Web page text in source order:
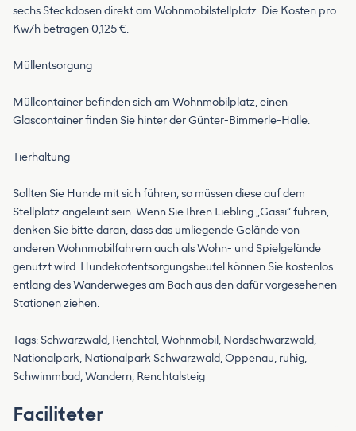
sechs Steckdosen direkt am Wohnmobilstellplatz. Die Kosten pro
Kw/h betragen 0,125 €.
Müllentsorgung
Müllcontainer befinden sich am Wohnmobilplatz, einen
Glascontainer finden Sie hinter der Günter-Bimmerle-Halle.
Tierhaltung
Sollten Sie Hunde mit sich führen, so müssen diese auf dem
Stellplatz angeleint sein. Wenn Sie Ihren Liebling „Gassi“ führen,
denken Sie bitte daran, dass das umliegende Gelände von
anderen Wohnmobilfahrern auch als Wohn- und Spielgelände
genutzt wird. Hundekotentsorgungsbeutel können Sie kostenlos
entlang des Wanderweges am Bach aus den dafür vorgesehenen
Stationen ziehen.
Tags: Schwarzwald, Renchtal, Wohnmobil, Nordschwarzwald,
Nationalpark, Nationalpark Schwarzwald, Oppenau, ruhig,
Schwimmbad, Wandern, Renchtalsteig
Faciliteter